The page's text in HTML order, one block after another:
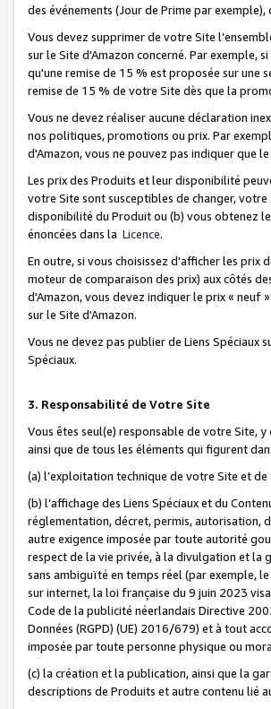
des événements (Jour de Prime par
Vous devez supprimer de votre Site
sur le Site d'Amazon concerné. Par exemple,
qu'une remise de 15 % est proposée sur
remise de 15 % de votre Site dès que la
Vous ne devez réaliser aucune déclaration
nos politiques, promotions ou prix. Par
d'Amazon, vous ne pouvez pas indiquer que
Les prix des Produits et leur disponibilité
votre Site sont susceptibles de changer,
disponibilité du Produit ou (b) vous obtenez
énoncées dans la Licence.
En outre, si vous choisissez d'afficher les
moteur de comparaison des prix) aux côtés
d'Amazon, vous devez indiquer le prix « neuf
sur le Site d'Amazon.
Vous ne devez pas publier de Liens
Spéciaux.
3. Responsabilité de Votre Site
Vous êtes seul(e) responsable de votre Site,
ainsi que de tous les éléments qui figurent
(a) l’exploitation technique de votre Site et
(b) l’affichage des Liens Spéciaux et du
réglementation, décret, permis, autorisation,
autre exigence imposée par toute autorité
respect de la vie privée, à la divulgation et la
sans ambiguïté en temps réel (par exemple,
sur internet, la loi française du 9 juin 2023
Code de la publicité néerlandais Directive
Données (RGPD) (UE) 2016/679) et à tout
imposée par toute personne physique ou
(c) la création et la publication, ainsi que la
descriptions de Produits et autre contenu lié